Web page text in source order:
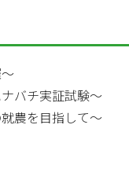
バチ実証試験～
農を目指して～